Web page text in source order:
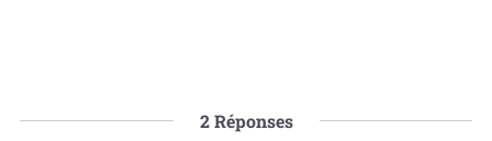
2Réponses